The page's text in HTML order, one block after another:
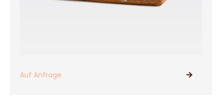
Auf Anfrage
PRODUKTE ANSEHEN